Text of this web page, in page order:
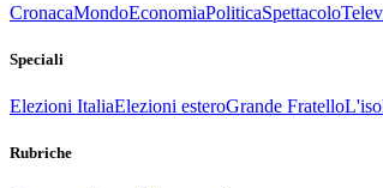
CronacaMondoEconomiaPoliticaSpettacolo
Speciali
Elezioni ItaliaElezioni esteroGrande Fratello
Rubriche